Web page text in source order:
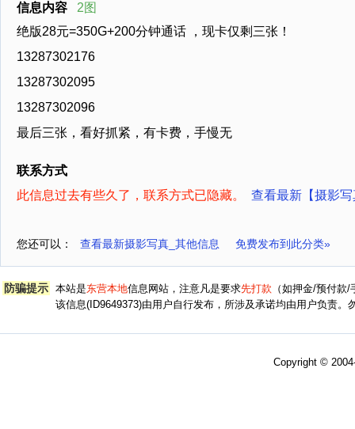
信息内容 2图
绝版28元=350G+200分钟通话 ，现卡仅剩三张！
13287302176
13287302095
13287302096
最后三张，看好抓紧，有卡费，手慢无
联系方式
此信息过去有些久了，联系方式已隐藏。 查看最新【摄影
您还可以： 查看最新摄影写真_其他信息 免费发布到此分类»
防骗提示 本站是东营本地信息网站，注意凡是要求先打款 （如押金/预付款
该信息(ID9649373)由用户自行发布，所涉及承诺均由用户负责。
Copyright ©